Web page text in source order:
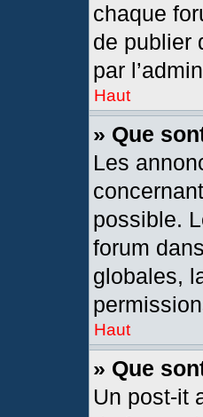
chaque
de publier
par
Haut
» Que
Les
possible.
forum
globales,
Haut
» Que
Un post-it